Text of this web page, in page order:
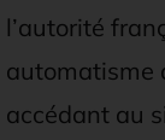
l’autorité
automatisme
accédant au